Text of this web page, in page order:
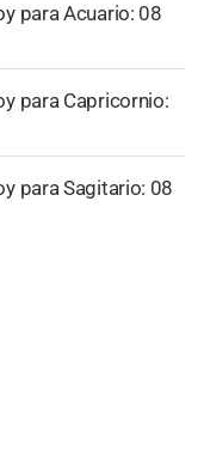
para Acuario: 08
para Capricornio:
para Sagitario: 08